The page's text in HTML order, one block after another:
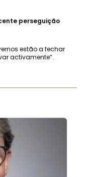
perseguição
estão a fechar
activamente”.